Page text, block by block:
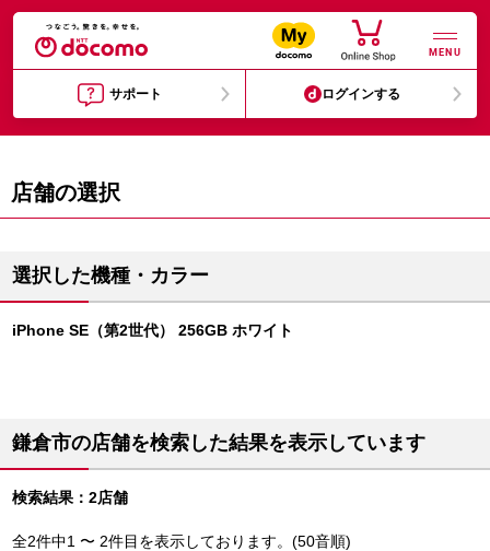
MENU
サポート ログインする
店舗の選択
選択した機種・カラー
iPhone SE（第2世代） 256GB ホワイト
鎌倉市の店舗を検索した結果を表示しています
検索結果：2店舗
全2件中1 〜 2件目を表示しております。(50音順)